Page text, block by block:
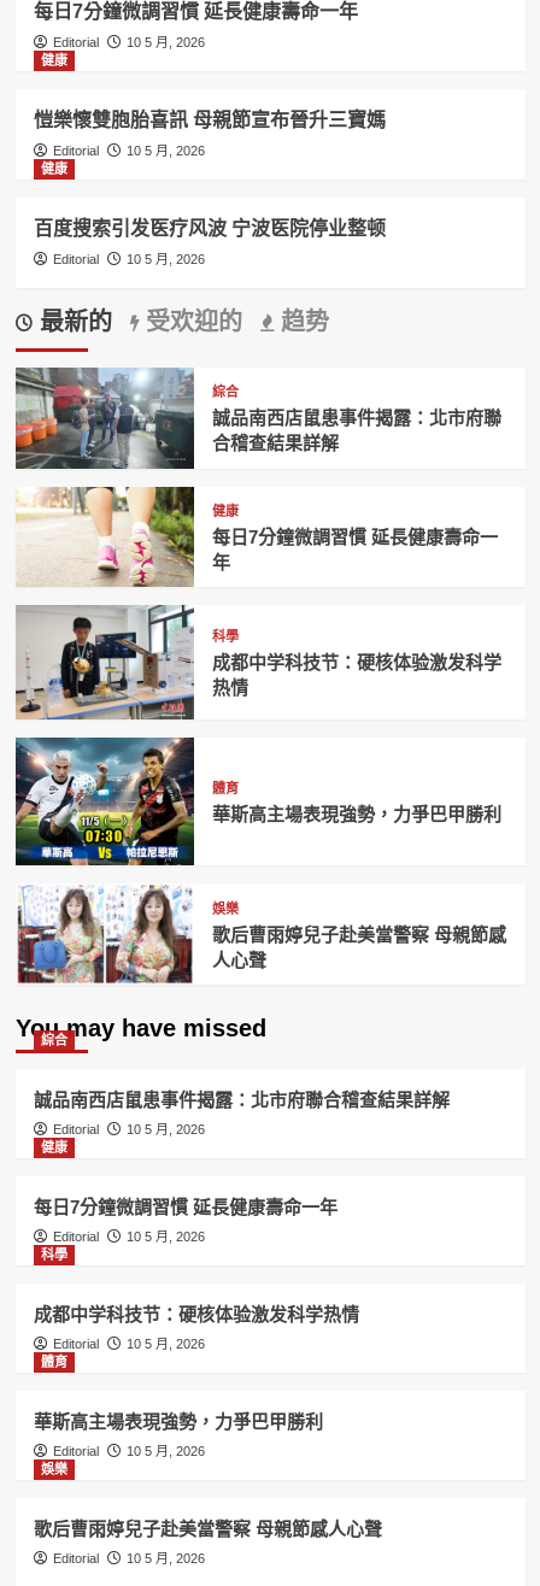
每日7分鐘微調習慣 延長健康壽命一年
Editorial
10 5 月, 2026
健康
愷樂懷雙胞胎喜訊 母親節宣布晉升三寶媽
Editorial
10 5 月, 2026
健康
百度搜索引发医疗风波 宁波医院停业整顿
Editorial 10 5 月, 2026
最新的 受欢迎的 趋势
綜合
誠品南西店鼠患事件揭露：北市府聯
合稽查結果詳解
健康
每日7分鐘微調習慣 延長健康壽命一
年
科學
成都中学科技节：硬核体验激发科学
热情
體育
華斯高主場表現強勢，力爭巴甲勝利
娛樂
歌后曹雨婷兒子赴美當警察 母親節感
人心聲
You may have missed
綜合
誠品南西店鼠患事件揭露：北市府聯合稽查結果詳解
Editorial
10 5 月, 2026
健康
每日7分鐘微調習慣 延長健康壽命一年
Editorial
10 5 月, 2026
科學
成都中学科技节：硬核体验激发科学热情
Editorial
10 5 月, 2026
體育
華斯高主場表現強勢，力爭巴甲勝利
Editorial
10 5 月, 2026
娛樂
歌后曹雨婷兒子赴美當警察 母親節感人心聲
Editorial 10 5 月, 2026